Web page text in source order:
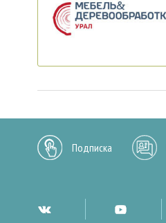
Подписка